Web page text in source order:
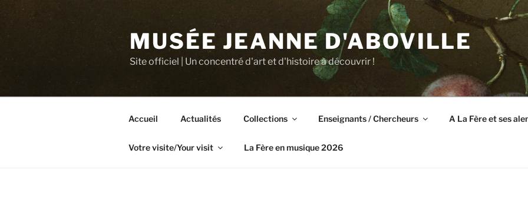
contenu
MUSÉE JEANNE D'ABOVILLE
Site officiel | Un concentré d'art et d'histoire à découvrir !
Accueil Actualités Collections Enseignants / Chercheurs A La Fère et ses
Votre visite/Your visit La Fère en musique 2026